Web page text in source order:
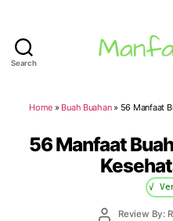
Search
Home » Buah Buahan» 56 Manfaat
56 Manfaat
√
PostReview By: